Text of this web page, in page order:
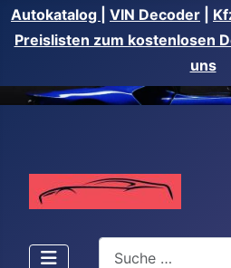
Autokatalog VIN Decoder
Preislisten zum kostenlosen
uns